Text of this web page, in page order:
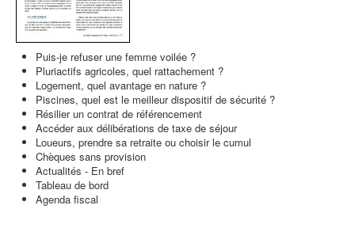
Puis-je refuser une femme voilée ?
Pluriactifs agricoles, quel rattachement ?
Logement, quel avantage en nature ?
Piscines, quel est le meilleur dispositif de sécurité ?
Résilier un contrat de référencement
Accéder aux délibérations de taxe de séjour
Loueurs, prendre sa retraite ou choisir le cumul
Chèques sans provision
Actualités - En bref
Tableau de bord
Agenda fiscal